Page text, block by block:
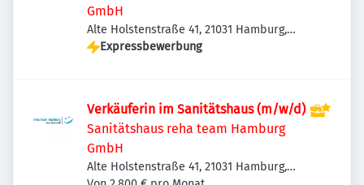
GmbH
Alte Holstenstraße 41, 21031 Hamburg,
Deutschland
Expressbewerbung
Verkäuferin im Sanitätshaus (m/w/d)
Sanitätshaus reha team Hamburg
GmbH
Alte Holstenstraße 41, 21031 Hamburg,